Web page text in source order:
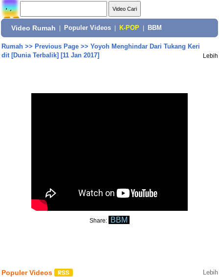
Video Rumah Populer Videos K-POP BBM
Rumah>> Previous Page>> Yoyoh Menghindar Dari Tukang Keri
dit [Dunia Terbalik] [11 Jan 2017]
Lebih
Share: BBM
Populer Videos Lebih